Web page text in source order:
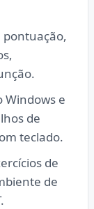
pontuação,
Windows e
de
teclado.
de
de